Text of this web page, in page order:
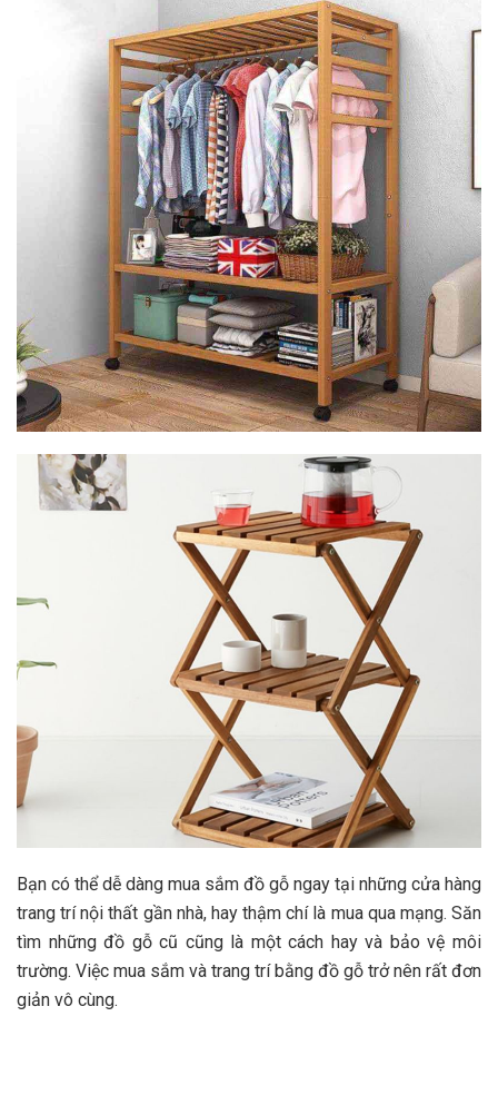
Bạn có thể dễ dàng mua sắm đồ gỗ ngay tại những cửa hàng
trang trí nội thất gần nhà, hay thậm chí là mua qua mạng. Săn
tìm những đồ gỗ cũ cũng là một cách hay và bảo vệ môi
trường. Việc mua sắm và trang trí bằng đồ gỗ trở nên rất đơn
giản vô cùng.